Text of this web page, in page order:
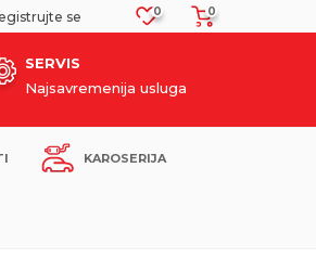
KARTICAMA! 0
0
se
SERVIS
Najsavremenija usluga
KAROSERIJA